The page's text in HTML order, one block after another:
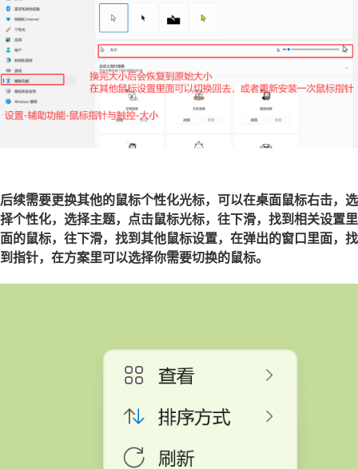
后续需要更换其他的鼠标个性化光标，可以在桌面鼠标右击，选
择个性化，选择主题，点击鼠标光标，往下滑，找到相关设置里
面的鼠标，往下滑，找到其他鼠标设置，在弹出的窗口里面，找
到指针，在方案里可以选择你需要切换的鼠标。